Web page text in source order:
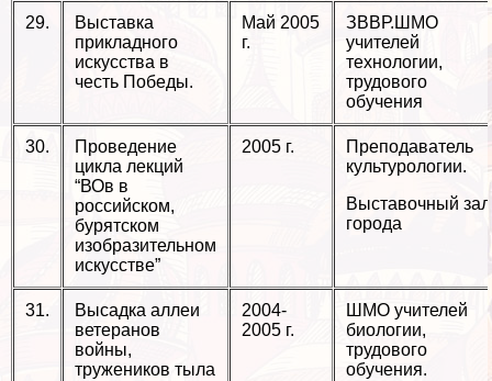
29.
Выставка
прикладного
искусства в
честь Победы.
Май 2005
г.
ЗВВР.ШМО
учителей
технологии,
трудового
обучения
30.
Проведение
цикла лекций
“ВОв в
российском,
бурятском
изобразительном
искусстве”
2005 г.
Преподаватель
культурологии.
Выставочный зал
города
31.
Высадка аллеи
ветеранов
войны,
тружеников тыла
2004-
2005 г.
ШМО учителей
биологии,
трудового
обучения.